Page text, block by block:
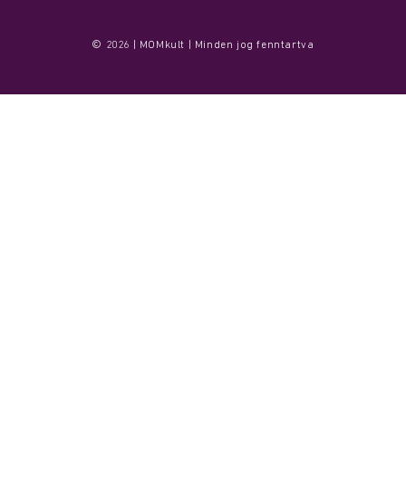
© 2026 | MOMkult | Minden jog fenntartva